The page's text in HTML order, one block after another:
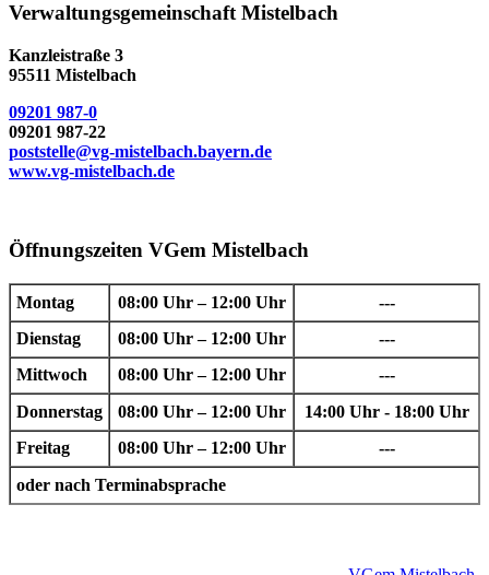
Verwaltungsgemeinschaft Mistelbach
Kanzleistraße 3
95511 Mistelbach
09201 987-0
09201 987-22
poststelle@vg-mistelbach.bayern.de
www.vg-mistelbach.de
Öffnungszeiten VGem Mistelbach
Montag 08:00 Uhr – 12:00 Uhr
---
Dienstag
08:00 Uhr – 12:00 Uhr
---
Mittwoch
08:00 Uhr – 12:00 Uhr
---
Donnerstag
08:00 Uhr – 12:00 Uhr
14:00 Uhr - 18:00 Uhr
Freitag
08:00 Uhr – 12:00 Uhr
---
oder nach Terminabsprache